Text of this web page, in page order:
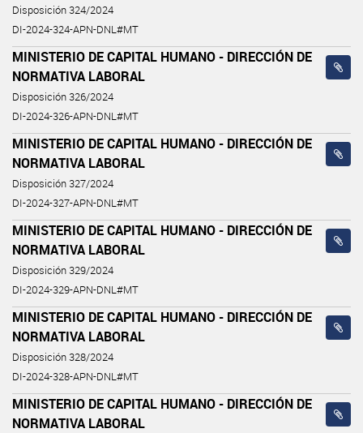
Disposición 324/2024
DI-2024-324-APN-DNL#MT
MINISTERIO DE CAPITAL HUMANO - DIRECCIÓN DE
NORMATIVA LABORAL
Disposición 326/2024
DI-2024-326-APN-DNL#MT
MINISTERIO DE CAPITAL HUMANO - DIRECCIÓN DE
NORMATIVA LABORAL
Disposición 327/2024
DI-2024-327-APN-DNL#MT
MINISTERIO DE CAPITAL HUMANO - DIRECCIÓN DE
NORMATIVA LABORAL
Disposición 329/2024
DI-2024-329-APN-DNL#MT
MINISTERIO DE CAPITAL HUMANO - DIRECCIÓN DE
NORMATIVA LABORAL
Disposición 328/2024
DI-2024-328-APN-DNL#MT
MINISTERIO DE CAPITAL HUMANO - DIRECCIÓN DE
NORMATIVA LABORAL